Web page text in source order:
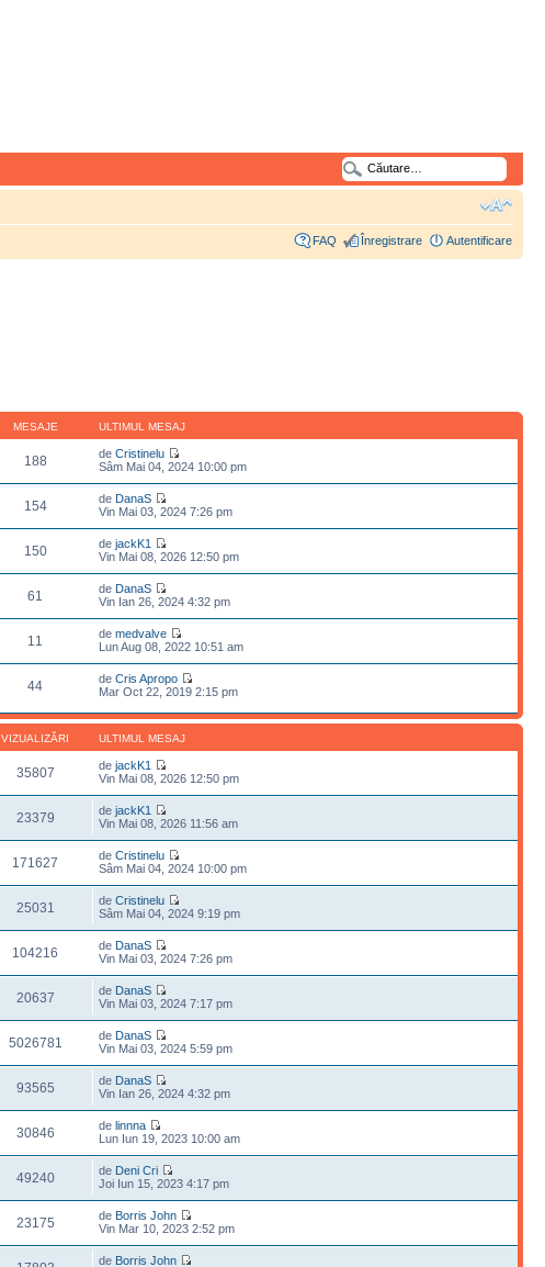
FAQ Înregistrare Autentificare
MESAJE ULTIMUL MESAJ
188 deCristinelu
Sâm Mai 04, 2024 10:00 pm
154 de DanaS
Vin Mai 03, 2024 7:26 pm
150 dejackK1
Vin Mai 08, 2026 12:50 pm
61 de DanaS
Vin Ian 26, 2024 4:32 pm
11 demedvalve
Lun Aug 08, 2022 10:51 am
44 deCris Apropo
Mar Oct 22, 2019 2:15 pm
VIZUALIZĂRI ULTIMUL MESAJ
35807 dejackK1
Vin Mai 08, 2026 12:50 pm
23379 dejackK1
Vin Mai 08, 2026 11:56 am
171627 deCristinelu
Sâm Mai 04, 2024 10:00 pm
25031 deCristinelu
Sâm Mai 04, 2024 9:19 pm
104216 de DanaS
Vin Mai 03, 2024 7:26 pm
20637 de DanaS
Vin Mai 03, 2024 7:17 pm
5026781 de DanaS
Vin Mai 03, 2024 5:59 pm
93565 de DanaS
Vin Ian 26, 2024 4:32 pm
30846 delinnna
Lun Iun 19, 2023 10:00 am
49240 de Deni Cri
Joi Iun 15, 2023 4:17 pm
23175 de Borris John
Vin Mar 10, 2023 2:52 pm
de Borris John